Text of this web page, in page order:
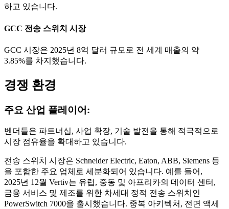
하고 있습니다.
GCC 전송 스위치 시장
GCC 시장은 2025년 8억 달러 규모로 전 세계 매출의 약
3.85%를 차지했습니다.
경쟁 환경
주요 산업 플레이어:
벤더들은 파트너십, 사업 확장, 기술 발전을 통해 적극적으로
시장 점유율을 확대하고 있습니다.
전송 스위치 시장은 Schneider Electric, Eaton, ABB, Siemens 등
을 포함한 주요 업체로 세분화되어 있습니다. 예를 들어,
2025년 12월 Vertiv는 유럽, 중동 및 아프리카의 데이터 센터,
금융 서비스 및 제조를 위한 차세대 정적 전송 스위치인
PowerSwitch 7000을 출시했습니다. 중복 아키텍처, 전면 액세